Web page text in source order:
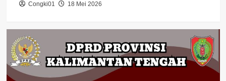
Congki01 18 Mei 2026